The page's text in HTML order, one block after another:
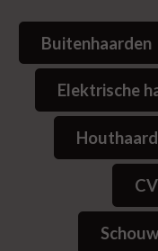
Buitenhaarden
Elektrische